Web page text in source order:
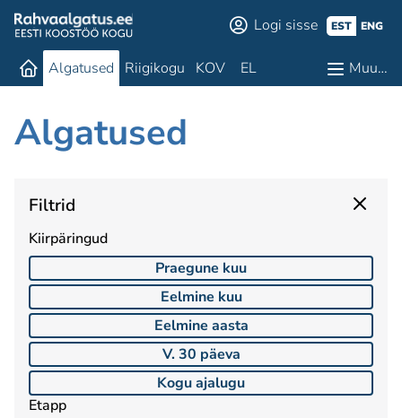
Logi sisse EST ENG
Algatused Riigikogu KOV EL Muu…
Algatused
Filtrid
Kiirpäringud
Praegune kuu
Eelmine kuu
Eelmine aasta
V. 30 päeva
Kogu ajalugu
Etapp